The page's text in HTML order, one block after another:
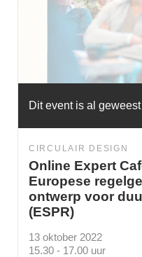
Dit event is al geweest
CIRCULAIR DESIGN
Online Expert
Europese
ontwerp voor
(ESPR)
13 oktober 2022
15.30 - 17.00 uur